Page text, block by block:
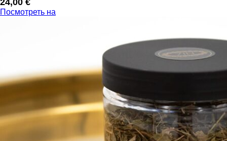
24,00 €
Посмотреть на